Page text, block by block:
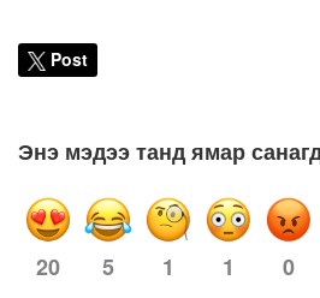
Post
Энэ мэдээ танд ямар
20 5 1 1 0